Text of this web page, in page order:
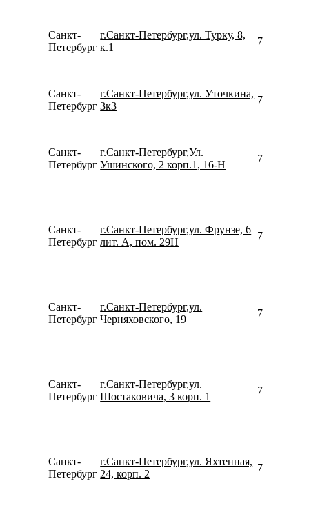
Санкт-
Петербург
г.Санкт-Петербург,ул. Турку, 8,
к.1
Санкт-
Петербург
г.Санкт-Петербург,ул. Уточкина,
3к3
Санкт-
Петербург
г.Санкт-Петербург,Ул.
Ушинского, 2 корп.1, 16-Н
Санкт-
Петербург
г.Санкт-Петербург,ул. Фрунзе, 6
лит. А, пом. 29Н
Санкт-
Петербург
г.Санкт-Петербург,ул.
Черняховского, 19
Санкт-
Петербург
г.Санкт-Петербург,ул.
Шостаковича, 3 корп. 1
Санкт-
Петербург
г.Санкт-Петербург,ул. Яхтенная,
24, корп. 2